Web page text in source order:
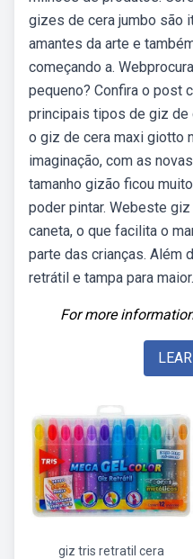
gizes de cera jumbo são
amantes da arte e
começando a.
pequeno? Confira o post
principais tipos de giz de
o giz de cera maxi giotto
imaginação, com as
tamanho gizão ficou
poder pintar. Webeste
caneta, o que facilita o
parte das crianças. Além
retrátil e tampa para maior.
For more
giz tris retratil cera